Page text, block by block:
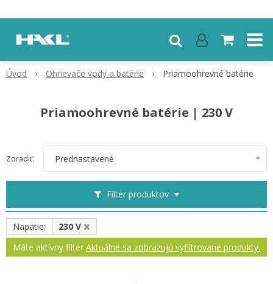
Úvod Ohrievače vody a batérie Priamoohrevné batérie
Priamoohrevné batérie | 230 V
Filter produktov
Zoradiť: Prednastavené
Napätie:
230 V
Máte aktívny filter Aktuálne sa zobrazujú vyfiltrované produkty.